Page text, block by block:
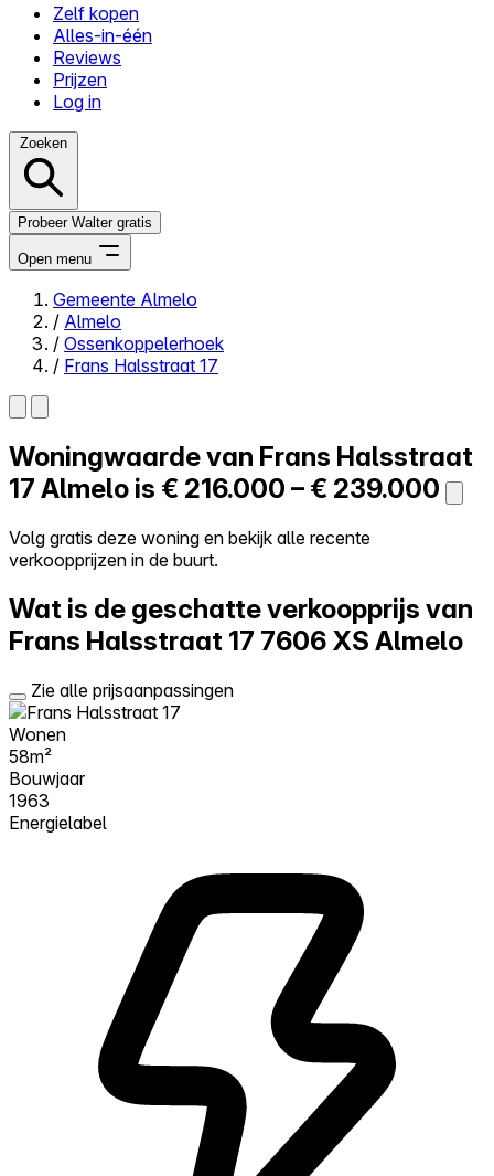
Zelf kopen
Alles-in-één
Reviews
Prijzen
Log in
Zoeken
Probeer Walter gratis
Open menu
Close menu
Zelf kopen
Alles-in-één
Reviews
Log in
Gemeente Almelo
/ Almelo
/ Ossenkoppelerhoek
/ Frans Halsstraat 17
Woningwaarde van Frans Halsstraat
17 Almelo is € 216.000 – € 239.000
Volg gratis deze woning en bekijk alle recente
verkoopprijzen in de buurt.
Wat is de geschatte verkoopprijs van
Frans Halsstraat 17 7606 XS Almelo
Zie alle prijsaanpassingen
Wonen
58m²
Bouwjaar
1963
Energielabel